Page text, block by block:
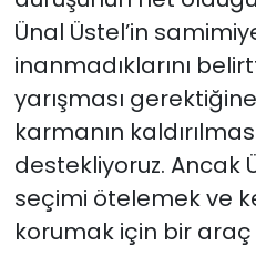
Ünal Üstel’in
inanmadıklarını
yarışması
karmanın
destekliyoruz. Ancak
seçimi ötelemek ve
korumak için bir